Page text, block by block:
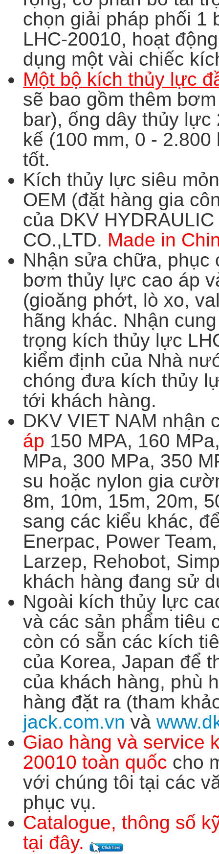
chọn giải pháp phối 1
LHC-20010, hoạt
dụng một vài chiếc
Một bộ kích thủy lực
sẽ bao gồm thêm
bar), ống dây thủy
kế (100 mm, 0 -
tốt.
Kích thủy lực siêu
OEM (đặt hàng gia
của DKV
CO.,LTD. Made in
Nhận sửa chữa, phục
bơm thủy lực cao áp
(gioăng phớt, lò xo,
hãng khác. Nhận
trọng kích thủy lực
kiểm định của Nhà
chóng đưa kích thủy
tới khách hàng.
DKV VIET NAM nhận
áp 150 MPA, 160
MPa, 300 MPa, 350
su hoặc nylon gia
8m, 10m, 15m, 20m,
sang các kiểu khác,
Enerpac, Power
Larzep, Rehobot,
khách hàng đang sử
Ngoài kích thủy lực
và các sản phẩm tiêu
còn có sẵn các kích
của Korea, Japan để
của khách hàng, phù
hàng đặt ra (tham
jack.com.vn và
Giao hàng và service
20010 toàn quốc cho
với chúng tôi tại các
phục vụ.
Catalogue, thông số
tại đây.